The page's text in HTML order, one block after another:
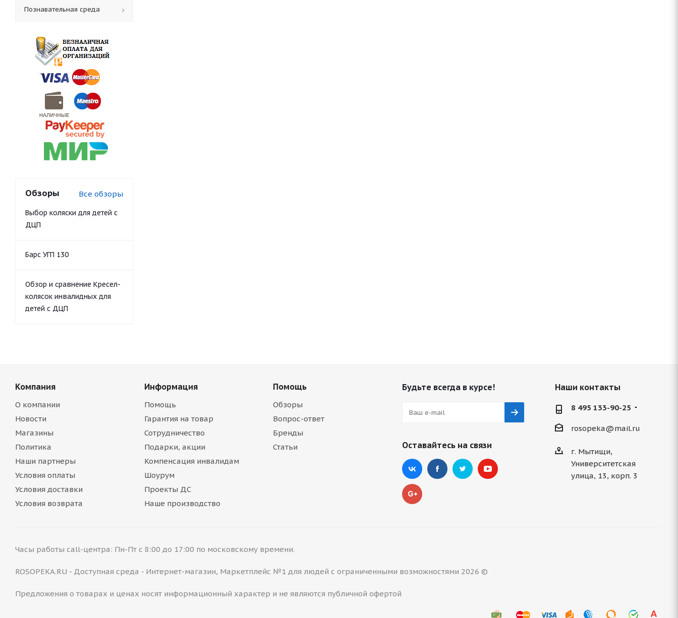
Познавательная среда
Обзоры Все обзоры
Выбор коляски для детей с
ДЦП
Барс УГП 130
Обзор и сравнение Кресел-
колясок инвалидных для
детей с ДЦП
Компания
О компании
Новости
Магазины
Политика
Наши партнеры
Условия оплаты
Условия доставки
Условия возврата
Информация
Помощь
Гарантия на товар
Сотрудничество
Подарки, акции
Компенсация инвалидам
Шоурум
Проекты ДС
Наше производство
Помощь
Обзоры
Вопрос-ответ
Бренды
Статьи
Будьте всегда в курсе!
Оставайтесь на связи
Наши контакты
8 495 133-90-25
rosopeka@mail.ru
г. Мытищи,
Университетская
улица, 13, корп. 3
Часы работы call-центра: Пн-Пт с 8:00 до 17:00 по московскому времени.
ROSOPEKA.RU - Доступная среда - Интернет-магазин, Маркетплейс №1 для людей с ограниченными возможностями 2026 ©
Предложения о товарах и ценах носят информационный характер и не являются публичной офертой